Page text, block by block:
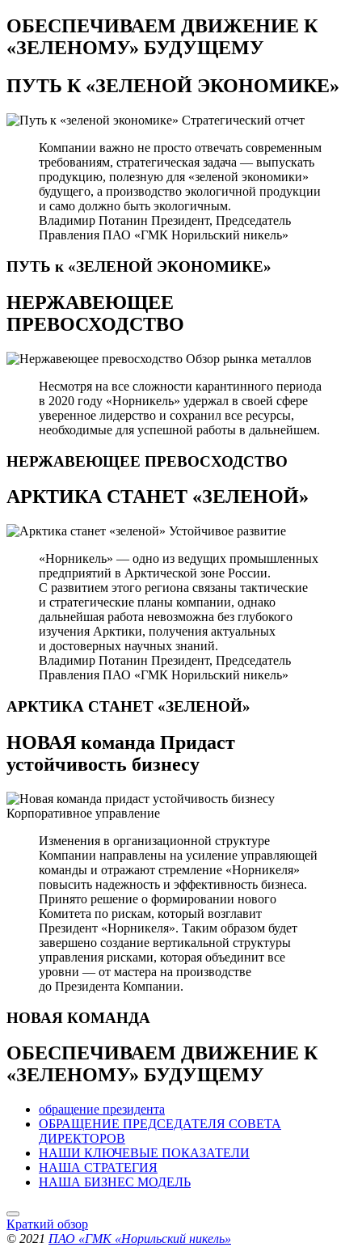
ОБЕСПЕЧИВАЕМ ДВИЖЕНИЕ К
«ЗЕЛЕНОМУ» БУДУЩЕМУ
ПУТЬ К«ЗЕЛЕНОЙ ЭКОНОМИКЕ»
Стратегический отчет
Компании важно не просто отвечать современным
требованиям, стратегическая задача — выпускать
продукцию, полезную для «зеленой экономики»
будущего, а производство экологичной продукции
и само должно быть экологичным.
Владимир Потанин Президент, Председатель
Правления ПАО «ГМК Норильский никель»
ПУТЬ к «ЗЕЛЕНОЙ ЭКОНОМИКЕ»
НЕРЖАВЕЮЩЕЕ
ПРЕВОСХОДСТВО
Обзор рынка металлов
Несмотря на все сложности карантинного периода
в 2020 году «Норникель» удержал в своей сфере
уверенное лидерство и сохранил все ресурсы,
необходимые для успешной работы в дальнейшем.
НЕРЖАВЕЮЩЕЕ ПРЕВОСХОДСТВО
АРКТИКА СТАНЕТ «ЗЕЛЕНОЙ»
Устойчивое развитие
«Норникель» — одно из ведущих промышленных
предприятий в Арктической зоне России.
С развитием этого региона связаны тактические
и стратегические планы компании, однако
дальнейшая работа невозможна без глубокого
изучения Арктики, получения актуальных
и достоверных научных знаний.
Владимир Потанин Президент, Председатель
Правления ПАО «ГМК Норильский никель»
АРКТИКА СТАНЕТ «ЗЕЛЕНОЙ»
НОВАЯ команда Придаст
устойчивость бизнесу
Корпоративное управление
Изменения в организационной структуре
Компании направлены на усиление управляющей
команды и отражают стремление «Норникеля»
повысить надежность и эффективность бизнеса.
Принято решение о формировании нового
Комитета по рискам, который возглавит
Президент «Норникеля». Таким образом будет
завершено создание вертикальной структуры
управления рисками, которая объединит все
уровни — от мастера на производстве
до Президента Компании.
НОВАЯ КОМАНДА
ОБЕСПЕЧИВАЕМ ДВИЖЕНИЕ К
«ЗЕЛЕНОМУ» БУДУЩЕМУ
обращение президента
ОБРАЩЕНИЕ ПРЕДСЕДАТЕЛЯ СОВЕТА
ДИРЕКТОРОВ
НАШИ КЛЮЧЕВЫЕ ПОКАЗАТЕЛИ
НАША СТРАТЕГИЯ
НАША БИЗНЕС МОДЕЛЬ
Краткий обзор
© 2021 ПАО «ГМК «Норильский никель»